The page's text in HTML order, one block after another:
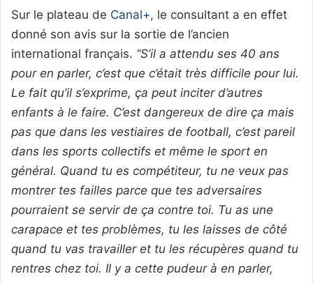
Sur le plateau de Canal+, le consultant a en effet
donné son avis sur la sortie de l’ancien
international français. “S’il a attendu ses 40 ans
pour en parler, c’est que c’était très difficile pour lui.
Le fait qu’il s’exprime, ça peut inciter d’autres
enfants à le faire. C’est dangereux de dire ça mais
pas que dans les vestiaires de football, c’est pareil
dans les sports collectifs et même le sport en
général. Quand tu es compétiteur, tu ne veux pas
montrer tes failles parce que tes adversaires
pourraient se servir de ça contre toi. Tu as une
carapace et tes problèmes, tu les laisses de côté
quand tu vas travailler et tu les récupères quand tu
rentres chez toi. Il y a cette pudeur à en parler,